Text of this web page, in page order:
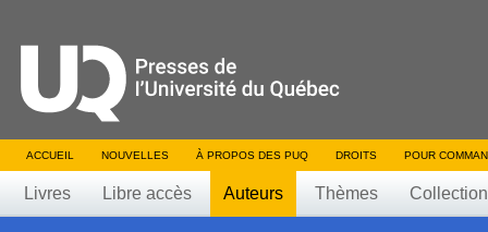
ACCUEIL NOUVELLES À PROPOS DES PUQ DROITS POUR
Livres Libre accès Auteurs Thèmes